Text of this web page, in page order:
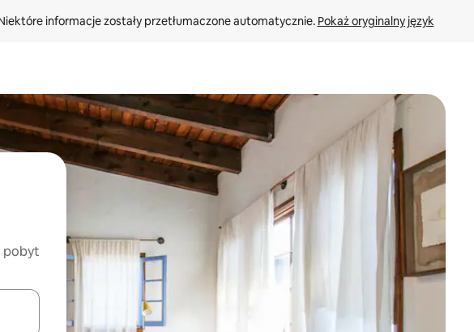
informacje zostały przetłumaczone automatycznie. Pokaż oryginalny język
pobyt
po nich za pomocą klawiszy strzałek w górę i w dół lub przeglądać je za pomocą